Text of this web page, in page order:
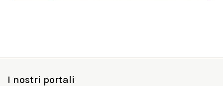
I nostri portali